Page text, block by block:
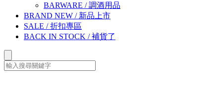
BARWARE /調酒用品
BRAND NEW / 新品上市
SALE /折扣專區
BACK IN STOCK /補貨了